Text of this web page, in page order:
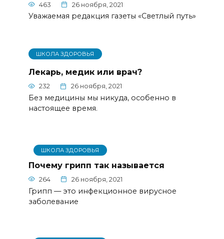
463 26 ноября, 2021
Уважаемая редакция газеты «Светлый путь»
ШКОЛА ЗДОРОВЬЯ
Лекарь, медик или врач?
232 26 ноября, 2021
Без медицины мы никуда, особенно в
настоящее время.
ШКОЛА ЗДОРОВЬЯ
Почему грипп так называется
264 26 ноября, 2021
Грипп — это инфекционное вирусное
заболевание